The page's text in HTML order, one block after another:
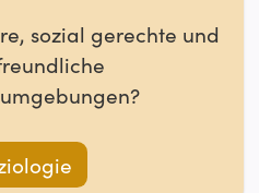
sozial gerechte und